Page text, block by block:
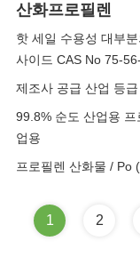
산화프로필렌
핫 세일 수용성 대부
사이드 CAS No 75-
제조사 공급 산업 등
99.8% 순도 산업용
업용
프로필렌 산화물 / Po
1 2